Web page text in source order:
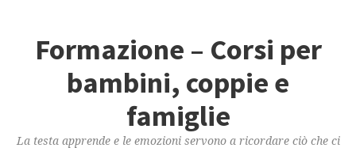
Formazione – Corsi per
bambini, coppie e
famiglie
La testa apprende e le emozioni servono a ricordare ciò che ci